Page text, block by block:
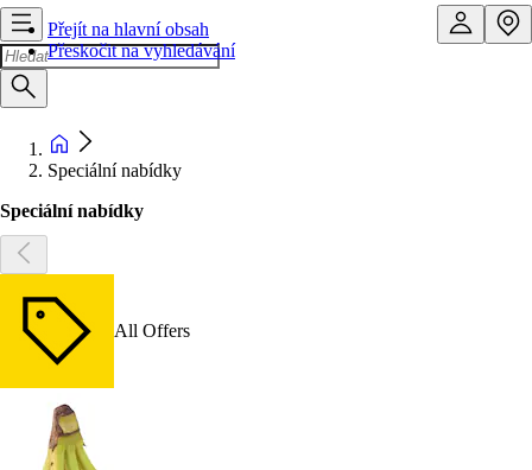
Přejít na hlavní obsah
Přeskočit na vyhledávání
Speciální nabídky
Speciální nabídky
All Offers